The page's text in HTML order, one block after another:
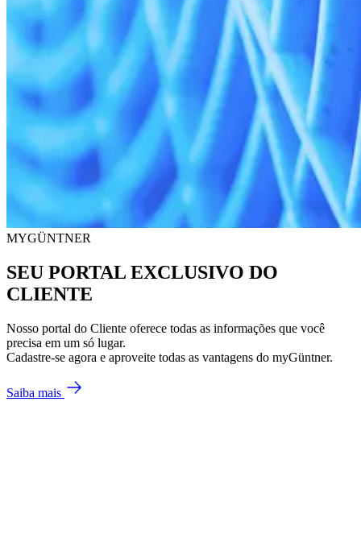
MYGÜNTNER
SEU PORTAL EXCLUSIVO DO
CLIENTE
Nosso portal do Cliente oferece todas as informações que você
precisa em um só lugar.
Cadastre-se agora e aproveite todas as vantagens do myGüntner.
Saiba mais